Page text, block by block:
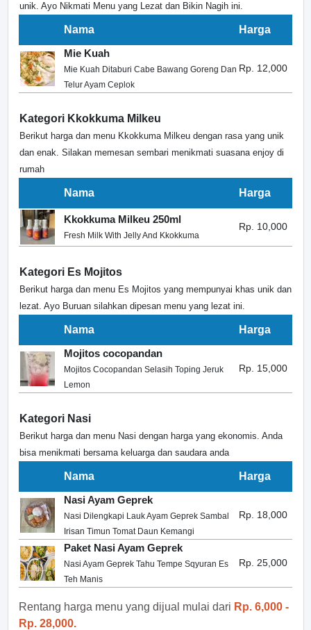
unik. Ayo Nikmati Menu yang Lezat dan Bikin Nagih ini.
Nama
Harga
Mie Kuah
Mie Kuah Ditaburi Cabe Bawang Goreng Dan
Telur Ayam Ceplok
Rp. 12,000
Kategori Kkokkuma Milkeu
Berikut harga dan menu Kkokkuma Milkeu dengan rasa yang unik
dan enak. Silakan memesan sembari menikmati suasana enjoy di
rumah
Nama Harga
Kkokkuma Milkeu 250ml
Fresh Milk With Jelly And Kkokkuma
Rp. 10,000
Kategori Es Mojitos
Berikut harga dan menu Es Mojitos yang mempunyai khas unik dan
lezat. Ayo Buruan silahkan dipesan menu yang lezat ini.
Nama
Harga
Mojitos cocopandan
Mojitos Cocopandan Selasih Toping Jeruk
Lemon
Rp. 15,000
Kategori Nasi
Berikut harga dan menu Nasi dengan harga yang ekonomis. Anda
bisa menikmati bersama keluarga dan saudara anda
Nama
Harga
Nasi Ayam Geprek
Nasi Dilengkapi Lauk Ayam Geprek Sambal
Irisan Timun Tomat Daun Kemangi
Rp. 18,000
Paket Nasi Ayam Geprek
Nasi Ayam Geprek Tahu Tempe Sqyuran Es
Teh Manis
Rp. 25,000
Rentang harga menu yang dijual mulai dari Rp. 6,000 -
Rp. 28,000.